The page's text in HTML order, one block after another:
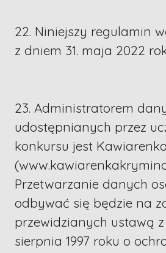
22. Niniejszy regulamin
z dniem 31. maja 2022
23. Administratorem
udostępnianych przez
konkursu jest
Przetwarzanie danych
odbywać się będzie na
przewidzianych ustawą
sierpnia 1997 roku o